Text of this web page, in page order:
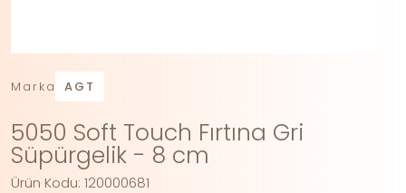
Marka AGT
5050 Soft Touch Fırtına Gri
Süpürgelik - 8 cm
Ürün Kodu: 120000681